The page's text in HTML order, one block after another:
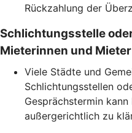
Rückzahlung der
Schlichtungsstelle
Mieterinnen und Mieter
Viele Städte und
Schlichtungsstellen
Gesprächstermin
außergerichtlich zu